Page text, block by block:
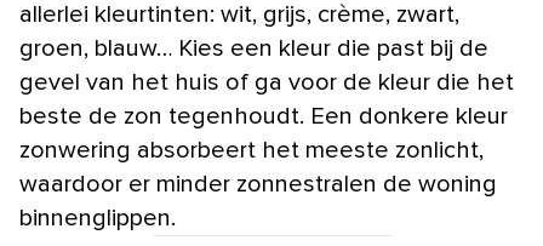
allerlei kleurtinten: wit, grijs, crème, zwart,
groen, blauw… Kies een kleur die past bij de
gevel van het huis of ga voor de kleur die het
beste de zon tegenhoudt. Een donkere kleur
zonwering absorbeert het meeste zonlicht,
waardoor er minder zonnestralen de woning
binnenglippen.